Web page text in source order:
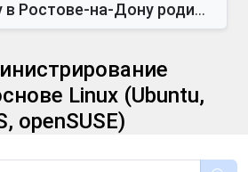
Виктор Михайлович Глушков. Под руководством Виктора Михайло...
Linux (Ubuntu,
openSUSE)